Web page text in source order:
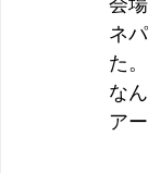
ネ
た。
な
ア